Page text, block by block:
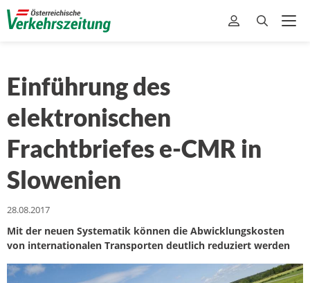
Einführung des
elektronischen
Frachtbriefes e-CMR in
Slowenien
28.08.2017
Mit der neuen Systematik können die Abwicklungskosten
von internationalen Transporten deutlich reduziert werden